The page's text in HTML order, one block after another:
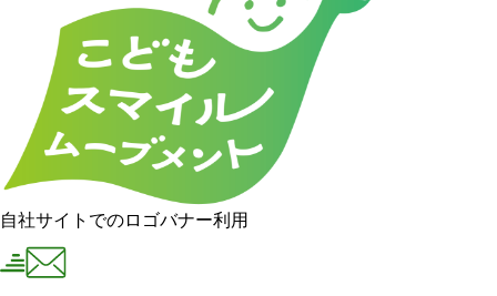
自社サイトでのロゴバナー利用